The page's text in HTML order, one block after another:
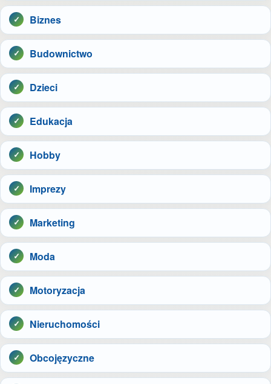
Biznes
Budownictwo
Dzieci
Edukacja
Hobby
Imprezy
Marketing
Moda
Motoryzacja
Nieruchomości
Obcojęzyczne